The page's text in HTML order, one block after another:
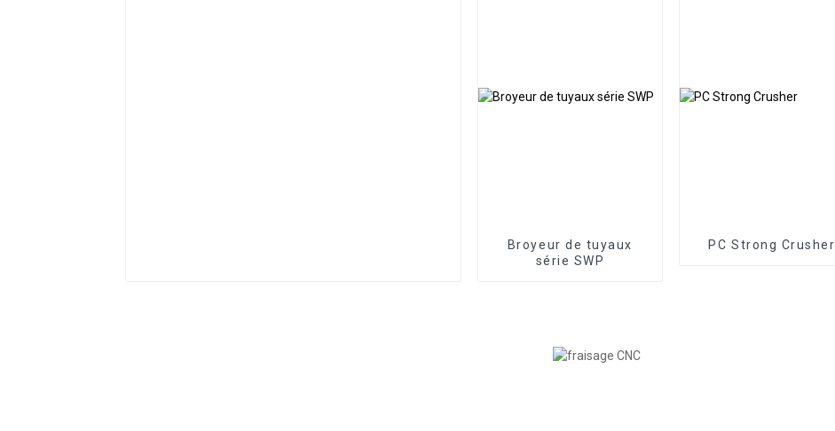
Broyeur de tuyaux
série SWP
PC Strong Crusher